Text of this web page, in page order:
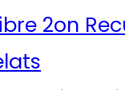
2on